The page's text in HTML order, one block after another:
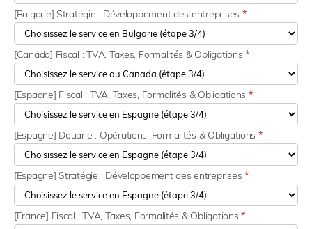
[Bulgarie] Stratégie : Développement des entreprises *
[Canada] Fiscal : TVA, Taxes, Formalités & Obligations*
[Espagne] Fiscal : TVA, Taxes, Formalités & Obligations *
[Espagne] Douane : Opérations, Formalités & Obligations *
[Espagne] Stratégie : Développement des entreprises *
[France] Fiscal : TVA, Taxes, Formalités & Obligations*